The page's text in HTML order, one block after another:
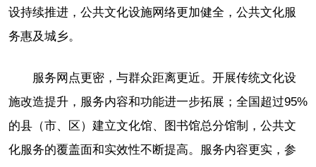
设持续推进，公共文化设施网络更加健全，公共文化服
务惠及城乡。
服务网点更密，与群众距离更近。开展传统文化设
施改造提升，服务内容和功能进一步拓展；全国超过95%
的县（市、区）建立文化馆、图书馆总分馆制，公共文
化服务的覆盖面和实效性不断提高。服务内容更实，参